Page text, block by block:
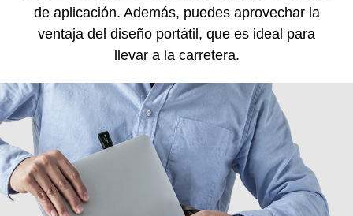
de aplicación. Además, puedes aprovechar la
ventaja del diseño portátil, que es ideal para
llevar a la carretera.